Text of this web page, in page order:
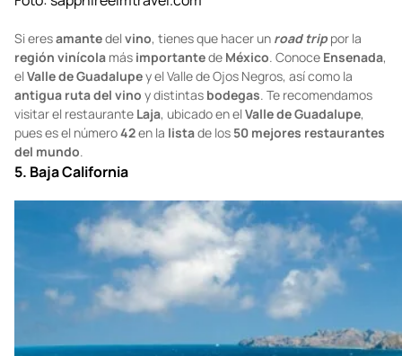
Foto:sapphireelmtravel.com
Si eresamantedelvino, tienes que hacer un road trippor la
región vinícolamás importantedeMéxico. ConoceEnsenada,
elValle de Guadalupe
antigua ruta del vino
visitar el restauranteLaja, ubicado en elValle de Guadalupe,
pues es el número42 en la listade los50 mejores restaurantes
del mundo.
5. Baja California